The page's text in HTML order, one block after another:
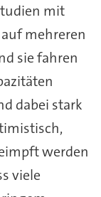
mit
mehreren
sie fahren
dabei stark
werden
viele